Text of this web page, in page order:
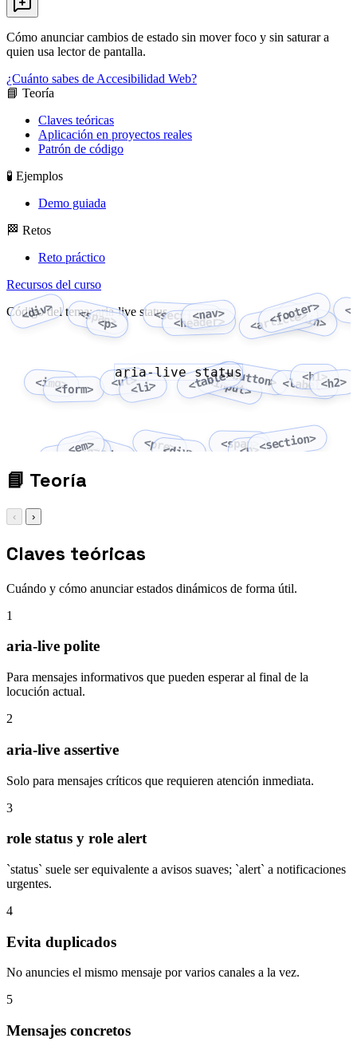
Cómo anunciar cambios de estado sin mover foco y sin saturar a
quien usa lector de pantalla.
¿Cuánto sabes de Accesibilidad Web?
📘 Teoría
Claves teóricas
Aplicación en proyectos reales
Patrón de código
🧪 Ejemplos
Demo guiada
🏁 Retos
Reto práctico
Recursos del curso
Código del tema: aria-live status
<div> <span>
<p>
<section>
<header>
<nav> <article>
<footer>
<main>
<img><form>
<ul><li> <table>
<input>
<button> <label>
<h1><h2>
<strong>
<em><code> <pre><div> <span>
<p><section>
aria-live status
📘 Teoría
‹ ›
Claves teóricas
Cuándo y cómo anunciar estados dinámicos de forma útil.
1
aria-live polite
Para mensajes informativos que pueden esperar al final de la
locución actual.
2
aria-live assertive
Solo para mensajes críticos que requieren atención inmediata.
3
role status y role alert
`status` suele ser equivalente a avisos suaves; `alert` a notificaciones
urgentes.
4
Evita duplicados
No anuncies el mismo mensaje por varios canales a la vez.
5
Mensajes concretos